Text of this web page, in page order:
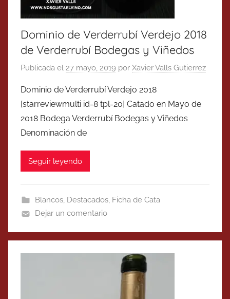
Dominio de Verderrubí Verdejo 2018
de Verderrubí Bodegas y Viñedos
Publicada el 27 mayo, 2019 por Xavier Valls Gutierrez
Dominio de Verderrubí Verdejo 2018
[starreviewmulti id=8 tpl=20] Catado en Mayo de
2018 Bodega Verderrubí Bodegas y Viñedos
Denominación de
Seguir leyendo
Blancos, Destacados, Ficha de Cata
Dejar un comentario